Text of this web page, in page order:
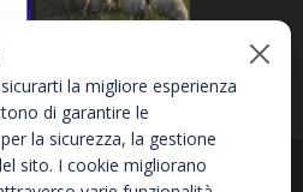
3 - 12040 - Genola (CN) - P.IVA
la migliore esperienza
di garantire le
la sicurezza, la gestione
sito. I cookie migliorano